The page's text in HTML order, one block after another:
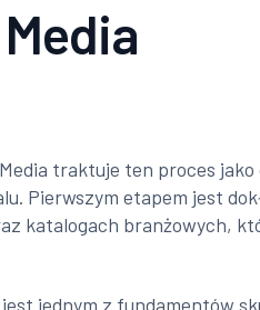
traktuje ten proces jako
Pierwszym etapem jest
katalogach branżowych,
jednym z fundamentów